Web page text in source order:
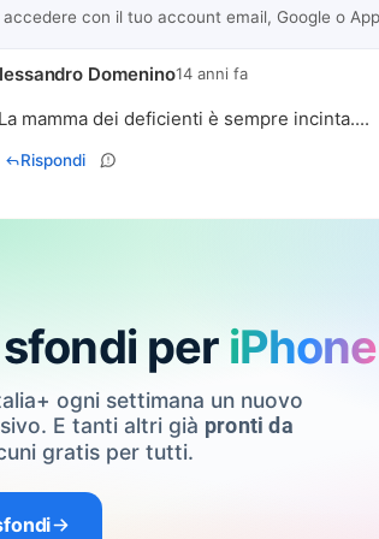
accedere con il tuo account email, Google o
Domenino14 anni fa
La mamma dei deficienti è sempre incinta....
Rispondi
per iPhone
ogni settimana un nuovo
E tanti altri già pronti da
gratis per tutti.